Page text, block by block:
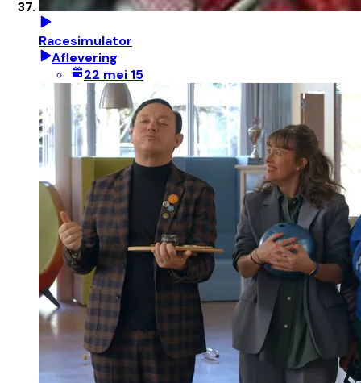
Racesimulator
Aflevering
22 mei 15